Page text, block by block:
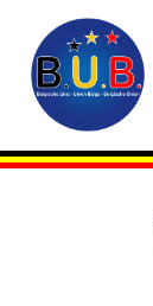
content